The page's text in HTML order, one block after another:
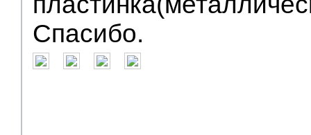
Спасибо.